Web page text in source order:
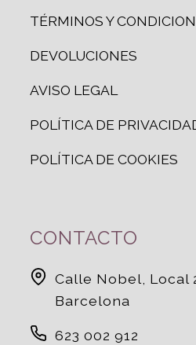
TÉRMINOS Y
DEVOLUCIONES
AVISO LEGAL
POLÍTICA DE
POLÍTICA DE COOKIES
CONTACTO
Calle Nobel, Local
Barcelona
623 002 912